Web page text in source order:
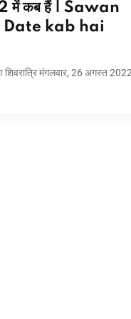
में कब हैं | Sawan
kab hai
शिवरात्रि मंगलवार, 26 अगस्त